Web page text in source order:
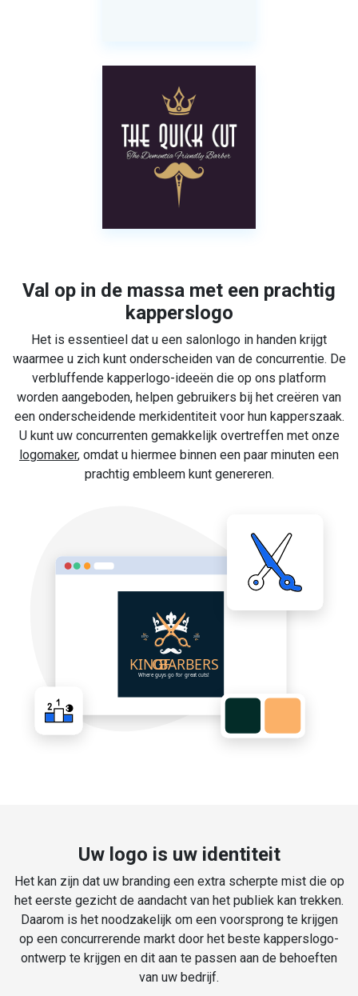
Val op in de massa met een prachtig
kapperslogo
Het is essentieel dat u een salonlogo in handen krijgt
waarmee u zich kunt onderscheiden van de concurrentie. De
verbluffende kapperlogo-ideeën die op ons platform
worden aangeboden, helpen gebruikers bij het creëren van
een onderscheidende merkidentiteit voor hun kapperszaak.
U kunt uw concurrenten gemakkelijk overtreffen met onze
logomaker, omdat u hiermee binnen een paar minuten een
prachtig embleem kunt genereren.
Uw logo is uw identiteit
Het kan zijn dat uw branding een extra scherpte mist die op
het eerste gezicht de aandacht van het publiek kan trekken.
Daarom is het noodzakelijk om een voorsprong te krijgen
op een concurrerende markt door het beste kapperslogo-
ontwerp te krijgen en dit aan te passen aan de behoeften
van uw bedrijf.